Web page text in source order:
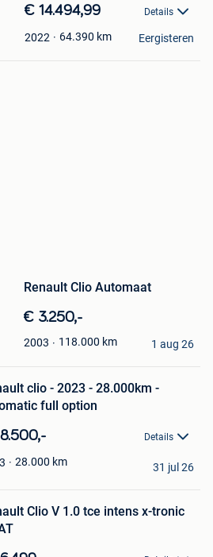
€ 14.494,99 Details
2022 64.390 km Eergisteren
Renault Clio Automaat
€ 3.250,-
2003 118.000 km 1 aug 26
clio - 2023 - 28.000km -
full option
Details
28.000 km 31 jul 26
Clio V 1.0 tce intens x-tronic